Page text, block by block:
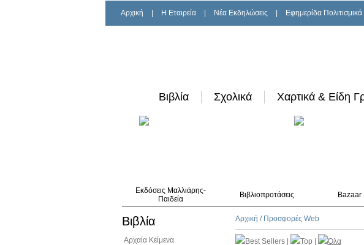
Αρχική H Εταιρεία Νέα Εκδηλώσεις Εφημερίδα Πολιτισμικά
Βιβλία Σχολικά Χαρτικά & Είδη
Εκδόσεις Μαλλιάρης-
Παιδεία
Βιβλιοπροτάσεις Bazaar
Βιβλία
Αρχαία Κείμενα
Αρχική / Προσφορές Web
Best Sellers| Top Όλα